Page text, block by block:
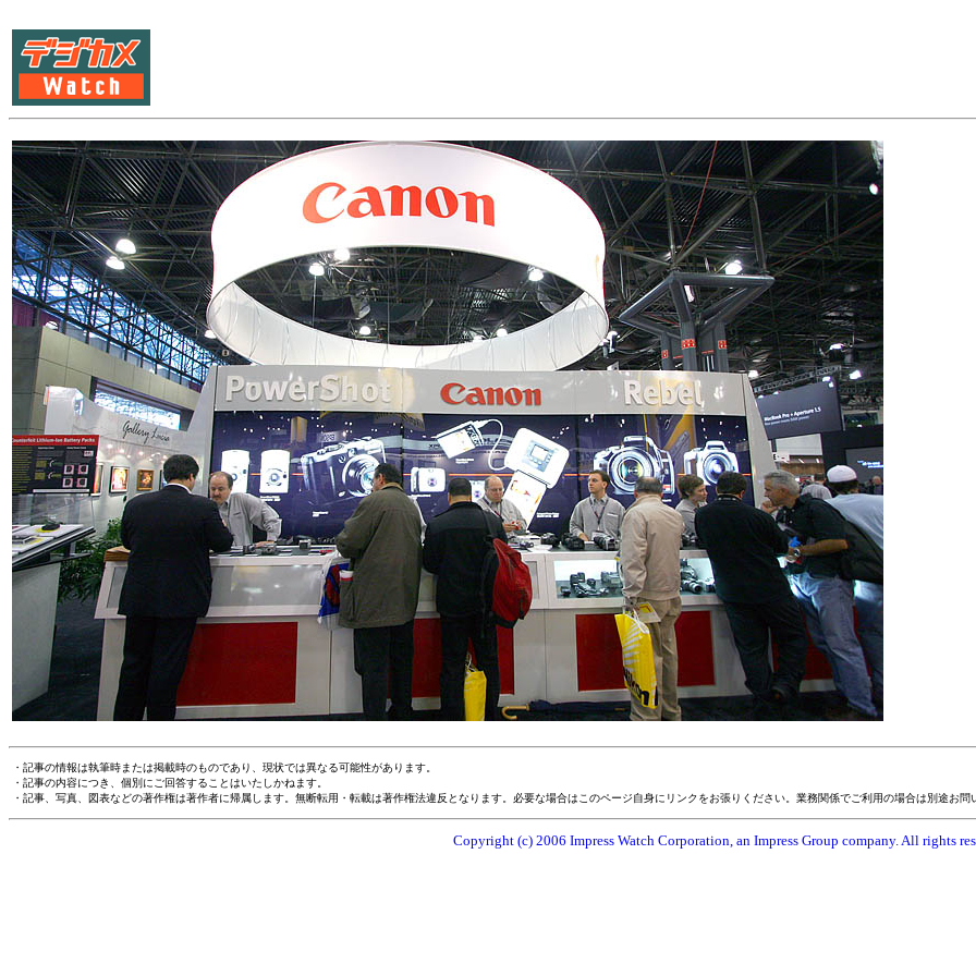
・記事の情報は執筆時または掲載時のものであり、現状では異なる可能性があります。
・記事の内容につき、個別にご回答することはいたしかねます。
・記事、写真、図表などの著作権は著作者に帰属します。無断転用・転載は著作権法違反となります。必要な場合はこのページ自身にリンクをお張りください。業務関係でご利用の場合は別途お問
Copyright (c) 2006 Impress Watch Corporation, an Impress Group company. All rights